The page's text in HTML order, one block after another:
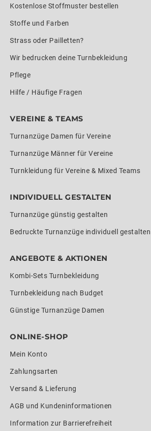
Kostenlose Stoffmuster bestellen
Stoffe und Farben
Strass oder Pailletten?
Wir bedrucken deine Turnbekleidung
Pflege
Hilfe / Häufige Fragen
VEREINE & TEAMS
Turnanzüge Damen für Vereine
Turnanzüge Männer für Vereine
Turnkleidung für Vereine & Mixed Teams
INDIVIDUELL GESTALTEN
Turnanzüge günstig gestalten
Bedruckte Turnanzüge individuell gestalten
ANGEBOTE & AKTIONEN
Kombi-Sets Turnbekleidung
Turnbekleidung nach Budget
Günstige Turnanzüge Damen
ONLINE-SHOP
Mein Konto
Zahlungsarten
Versand & Lieferung
AGB und Kundeninformationen
Information zur Barrierefreiheit